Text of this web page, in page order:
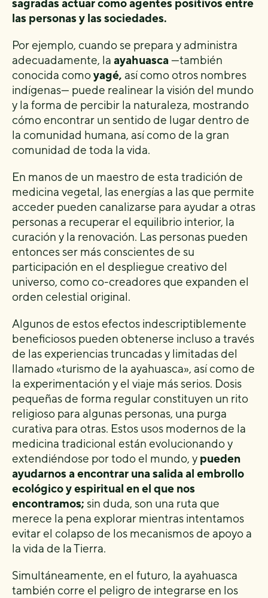
sagradas actuar como agentes positivos entre
las personas y las sociedades.
Por ejemplo, cuando se prepara y administra
adecuadamente, la ayahuasca—también
conocida comoyagé, así como otros nombres
indígenas— puede realinear la visión del mundo
y la forma de percibir la naturaleza, mostrando
cómo encontrar un sentido de lugar dentro de
la comunidad humana, así como de la gran
comunidad de toda la vida.
En manos de un maestro de esta tradición de
medicina vegetal, las energías a las que permite
acceder pueden canalizarse para ayudar a otras
personas a recuperar el equilibrio interior, la
curación y la renovación. Las personas pueden
entonces ser más conscientes de su
participación en el despliegue creativo del
universo, como co-creadores que expanden el
orden celestial original.
Algunos de estos efectos indescriptiblemente
beneficiosos pueden obtenerse incluso a través
de las experiencias truncadas y limitadas del
llamado «turismo de la ayahuasca», así como de
la experimentación y el viaje más serios. Dosis
pequeñas de forma regular constituyen un rito
religioso para algunas personas, una purga
curativa para otras. Estos usos modernos de la
medicina tradicional están evolucionando y
extendiéndose por todo el mundo, y pueden
ayudarnos a encontrar una salida al embrollo
ecológico y espiritual en el que nos
encontramos; sin duda, son una ruta que
merece la pena explorar mientras intentamos
evitar el colapso de los mecanismos de apoyo a
la vida de la Tierra.
Simultáneamente, en el futuro, la ayahuasca
también corre el peligro de integrarse en los